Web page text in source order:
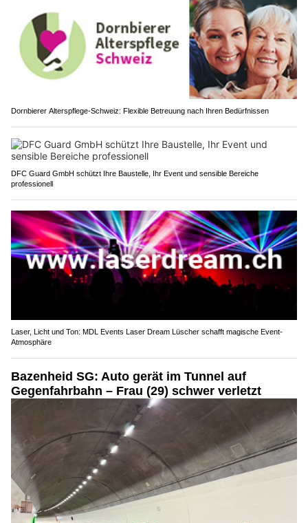
Dornbierer Alterspflege-Schweiz: Flexible Betreuung nach Ihren Bedürfnissen
DFC Guard GmbH schützt Ihre Baustelle, Ihr Event und sensible Bereiche
professionell
Laser, Licht und Ton: MDL Events Laser Dream Lüscher schafft magische Event-
Atmosphäre
Bazenheid SG: Auto gerät im Tunnel auf
Gegenfahrbahn – Frau (29) schwer verletzt